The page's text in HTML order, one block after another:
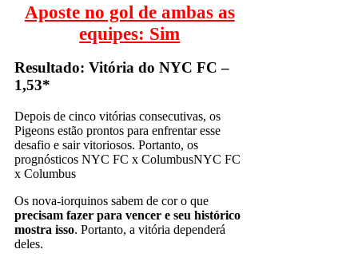
Aposte no gol de ambas as
equipes: Sim
Resultado: Vitória do NYC FC –
1,53*
Depois de cinco vitórias consecutivas, os
Pigeons estão prontos para enfrentar esse
desafio e sair vitoriosos. Portanto, os
prognósticos NYC FC x ColumbusNYC FC
x Columbus
Os nova-iorquinos sabem de cor o que
precisam fazer para vencer e seu histórico
mostra isso. Portanto, a vitória dependerá
deles.